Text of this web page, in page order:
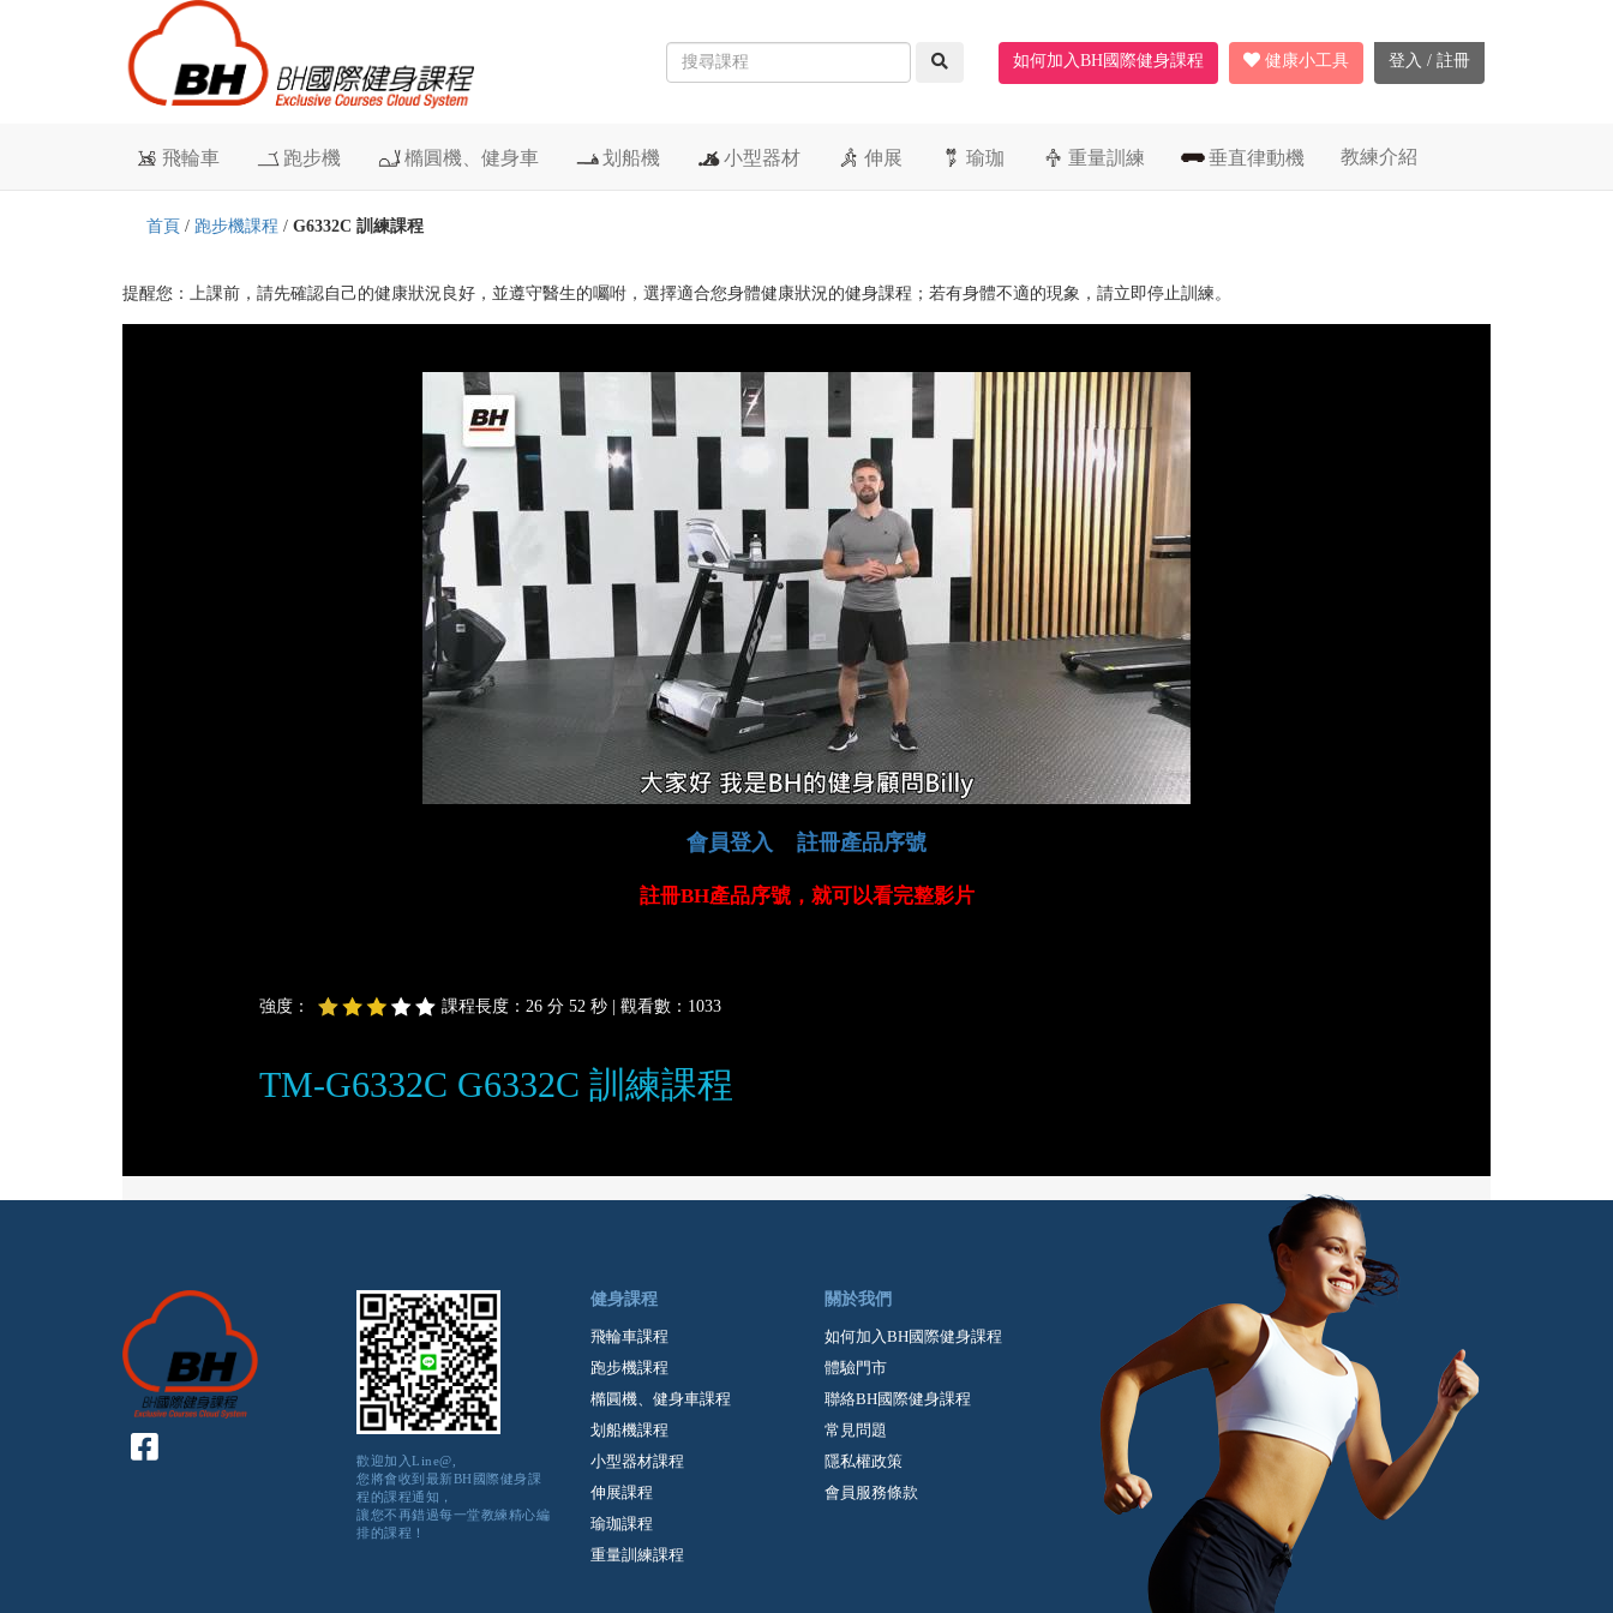
如何加入BH國際健身課程 健康小工具 登入 / 註冊
飛輪車 跑步機 橢圓機、健身車 划船機 小型器材 伸展 瑜珈 重量訓練 垂直律動機 教練介紹
首頁 / 跑步機課程 / G6332C 訓練課程
提醒您：上課前，請先確認自己的健康狀況良好，並遵守醫生的囑咐，選擇適合您身體健康狀況的健身課程；若有身體不適的現象，請立即停止訓練。
會員登入 註冊產品序號
註冊BH產品序號，就可以看完整影片
強度： 課程長度：26 分 52 秒 | 觀看數：1033
TM-G6332C G6332C 訓練課程
歡迎加入Line@,
您將會收到最新BH國際健身課
程的課程通知，
讓您不再錯過每一堂教練精心編
排的課程！
健身課程
飛輪車課程
跑步機課程
橢圓機、健身車課程
划船機課程
小型器材課程
伸展課程
瑜珈課程
重量訓練課程
關於我們
如何加入BH國際健身課程
體驗門市
聯絡BH國際健身課程
常見問題
隱私權政策
會員服務條款